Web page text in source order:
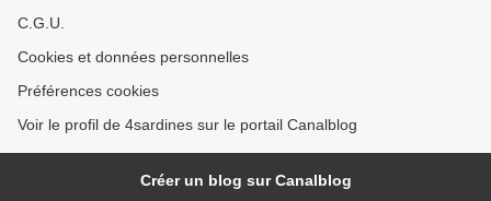
C.G.U.
Cookies et données personnelles
Préférences cookies
Voir le profil de 4sardines sur le portail Canalblog
Créer un blog sur Canalblog